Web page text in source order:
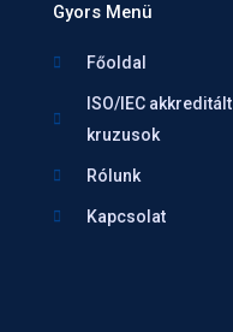
Gyors Menü
Főoldal
ISO/IEC akkreditált
kruzusok
Rólunk
Kapcsolat